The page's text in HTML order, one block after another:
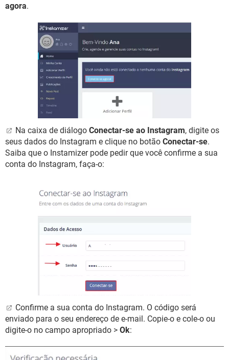
agora.
Na caixa de diálogo Conectar-se ao Instagram, digite os
seus dados do Instagram e clique no botão Conectar-se.
Saiba que o Instamizer pode pedir que você confirme a sua
conta do Instagram, faça-o:
Confirme a sua conta do Instagram. O código será
enviado para o seu endereço de e-mail. Copie-o e cole-o ou
digite-o no campo apropriado > Ok: